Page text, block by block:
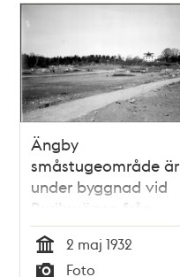
Ängby
småstugeområde är
under byggnad vid
Ruriksvägen från
Ängbyvägen mot
norr och Stora
Ängby gård
Tid
2 maj 1932
Foto